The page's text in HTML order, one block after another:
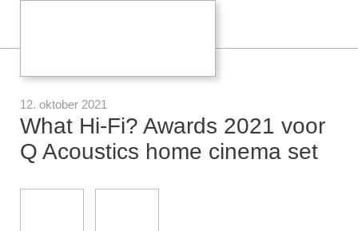
12. oktober 2021
What Hi-Fi? Awards 2021 voor
Q Acoustics home cinema set